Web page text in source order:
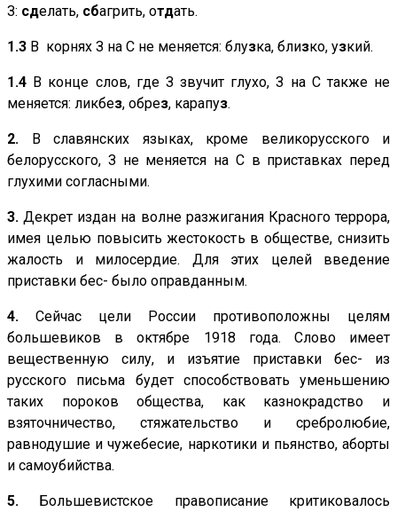
З: сделать, сбагрить, отдать.
1.3 В корнях З на С не меняется: блузка, близко, узкий.
1.4 В конце слов, где З звучит глухо, З на С также не
меняется: ликбез, обрез, карапуз.
2. В славянских языках, кроме великорусского и
белорусского, З не меняется на С в приставках перед
глухими согласными.
3. Декрет издан на волне разжигания Красного террора,
имея целью повысить жестокость в обществе, снизить
жалость и милосердие. Для этих целей введение
приставки бес- было оправданным.
4. Сейчас цели России противоположны целям
большевиков в октябре 1918 года. Слово имеет
вещественную силу, и изъятие приставки бес- из
русского письма будет способствовать уменьшению
таких пороков общества, как казнокрадство и
взяточничество, стяжательство и сребролюбие,
равнодушие и чужебесие, наркотики и пьянство, аборты
и самоубийства.
5. Большевистское правописание критиковалось